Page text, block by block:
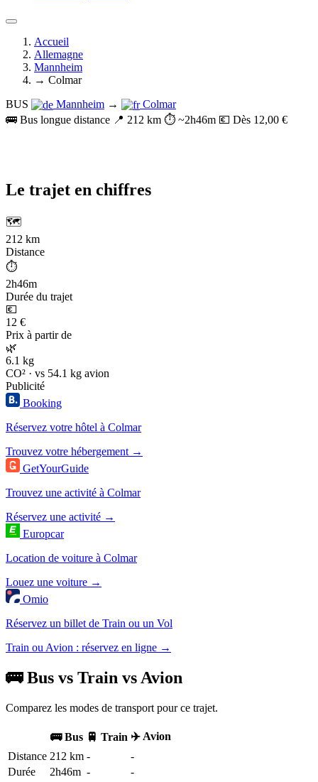
Accueil
Allemagne
Mannheim
→ Colmar
BUS
Mannheim →
Colmar
🚌 Bus longue distance 📍 212 km ⏱️ ~2h46m 💶 Dès 12,00 €
Le trajet en chiffres
🗺️
212 km
Distance
⏱️
2h46m
Durée du trajet
💶
12 €
Prix à partir de
🌿
6.1 kg
CO² · vs 54.1 kg avion
Publicité
Booking
Réservez votre hôtel à Colmar
Trouvez votre hébergement →
GetYourGuide
Trouvez une activité à Colmar
Réservez une activité →
Europcar
Location de voiture à Colmar
Louez une voiture →
Omio
Réservez un billet de Train ou un Vol
Train ou Avion : réservez en ligne →
🚌 Bus vs Train vs Avion
Comparez les modes de transport pour ce trajet.
🚌 Bus 🚆 Train ✈️ Avion
Distance 212 km -
-
Durée
2h46m -
-